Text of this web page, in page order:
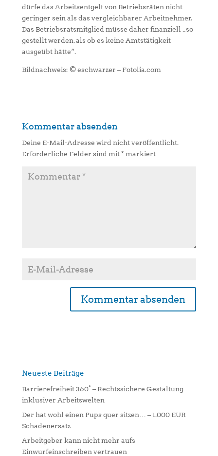
dürfe das Arbeitsentgelt von Betriebsräten nicht
geringer sein als das vergleichbarer Arbeitnehmer.
Das Betriebsratsmitglied müsse daher finanziell „so
gestellt werden, als ob es keine Amtstätigkeit
ausgeübt hätte“.
Bildnachweis: © eschwarzer – Fotolia.com
Kommentar absenden
Deine E-Mail-Adresse wird nicht veröffentlicht.
Erforderliche Felder sind mit* markiert
n
v
e
:
Neueste Beiträge
Barrierefreiheit 360° – Rechtssichere Gestaltung
inklusiver Arbeitswelten
Der hat wohl einen Pups quer sitzen… – 1.000 EUR
Schadenersatz
Arbeitgeber kann nicht mehr aufs
Einwurfeinschreiben vertrauen